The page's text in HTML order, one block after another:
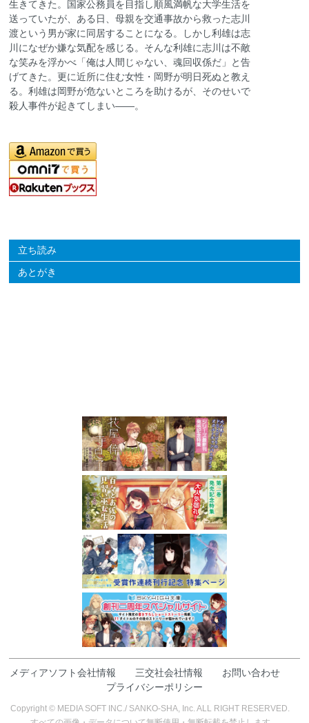
生きてきた。国家公務員を目指し順風満帆な大学生活を
送っていたが、ある日、母親を交通事故から救った志川
渡という男が家に同居することになる。しかし利雄は志
川になぜか嫌な気配を感じる。そんな利雄に志川は不敵
な笑みを浮かべ「俺は人間じゃない、魂回収係だ」と告
げてきた。更に近所に住む女性・岡野が明日死ぬと教え
る。利雄は岡野が危ないところを助けるが、そのせいで
殺人事件が起きてしまい――。
立ち読み
あとがき
メディアソフト会社情報 三交社会社情報
お問い合わせ
プライバシーポリシー
Copyright © MEDIA SOFT INC./ SANKO-SHA, Inc. ALL RIGHT RESERVED.